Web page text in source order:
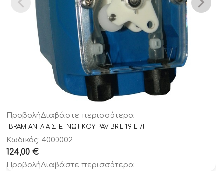
ΠροβολήΔιαβάστε περισσότερα
BRAM ΑΝΤΛΙΑ ΣΤΕΓΝΩΤΙΚΟΥ PAV-BRIL 1.9 LT/H
Κωδικός: 4000002
124,00 €
ΠροβολήΔιαβάστε περισσότερα